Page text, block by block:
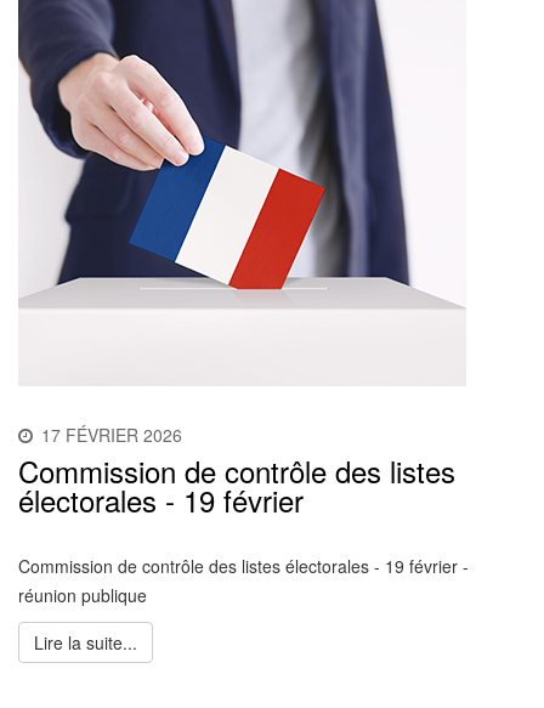
17 FÉVRIER 2026
Commission de contrôle des listes
électorales - 19 février
Commission de contrôle des listes électorales - 19 février -
réunion publique
Lire la suite...